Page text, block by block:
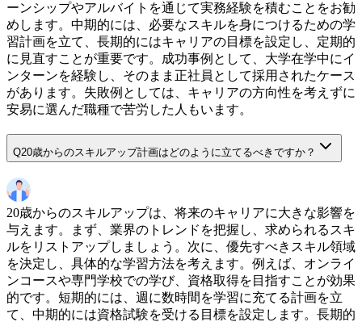
ーンシップやアルバイトを通じて実務経験を積むことをお勧
めします。中期的には、必要なスキルを身につけるための学
習計画を立て、長期的にはキャリアの目標を設定し、定期的
に見直すことが重要です。成功事例として、大学在学中にイ
ンターンを経験し、そのまま正社員として採用されたケース
があります。失敗例としては、キャリアの方向性を考えずに
安易に選んだ職種で苦労した人もいます。
Q20歳からのスキルアップ計画はどのように立てるべきですか？
20歳からのスキルアップは、将来のキャリアに大きな影響を
与えます。まず、業界のトレンドを把握し、求められるスキ
ルをリストアップしましょう。次に、優先すべきスキル領域
を決定し、具体的な学習方法を考えます。例えば、オンライ
ンコースや専門学校での学び、資格取得を目指すことが効果
的です。短期的には、週に数時間を学習に充てる計画を立
て、中期的には資格試験を受ける目標を設定します。長期的